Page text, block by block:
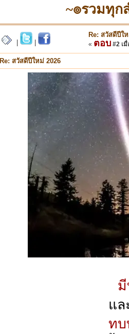
~๏รวมทุ
Re: สวัสดีปีใ
« ตอบ #2 เมื่
Re: สวัสดีปีใหม่ 2026
แ
ทบ